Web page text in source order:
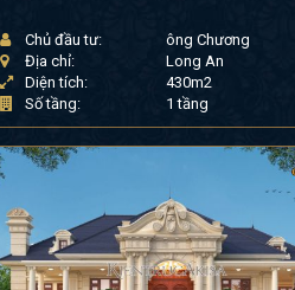
Chủ đầu tư:
ông Chương
Địa chỉ:
Long An
Diện tích:
430m2
Số tầng:
1 tầng